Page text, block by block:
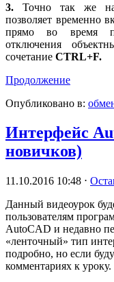
3. Точно так же
позволяет временно
прямо во время
отключения
сочетание CTRL+F.
Продолжение
Опубликовано в:
Интерфейс
новичков)
11.10.2016 10:48 ⋅
Данный видеоурок
пользователям
AutoCAD и недавно
«ленточный» тип
подробно, но если
комментариях к уроку.